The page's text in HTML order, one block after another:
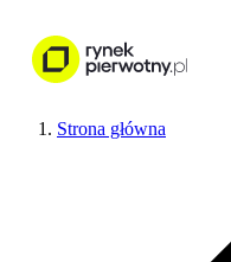
Strona główna